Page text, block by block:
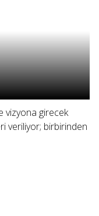
vizyona girecek
veriliyor; birbirinden